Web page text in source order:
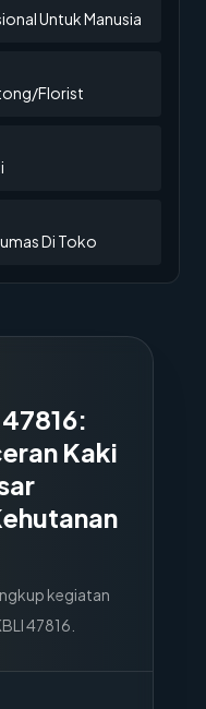
Untuk Manusia
Florist
Di Toko
47816:
Kaki
kegiatan
47816